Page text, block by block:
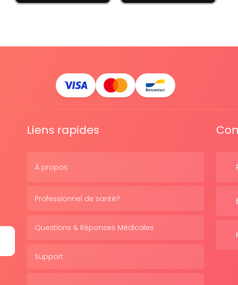
Liens rapides
À propos
Professionnel de santé?
Questions & Réponses Médicales
Support